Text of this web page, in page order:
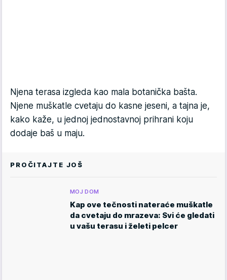
Njena terasa izgleda kao mala botanička bašta.
Njene muškatle cvetaju do kasne jeseni, a tajna je,
kako kaže, u jednoj jednostavnoj prihrani koju
dodaje baš u maju.
PROČITAJTE JOŠ
MOJ DOM
Kap ove tečnosti nateraće muškatle
da cvetaju do mrazeva: Svi će gledati
u vašu terasu i želeti pelcer